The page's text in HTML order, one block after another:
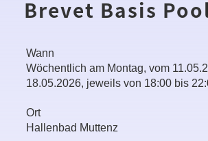
Brevet Basis
Wann
Wöchentlich am Montag, vom
18.05.2026, jeweils von 18:00 bis
Ort
Hallenbad Muttenz